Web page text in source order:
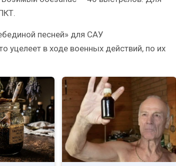
песней» для САУ
уцелеет в ходе военных действий, по их